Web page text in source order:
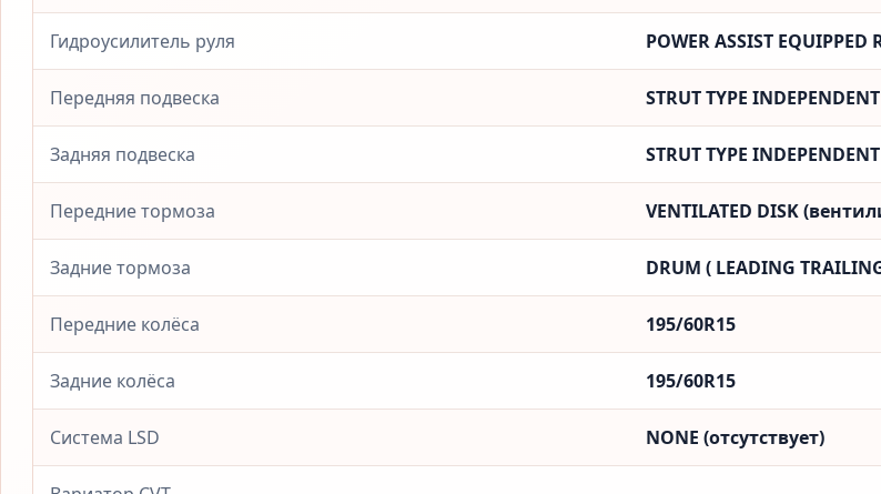
Гидроусилитель руля POWER ASSIST
Передняя подвеска STRUT TYPE
Задняя подвеска STRUT TYPE
Передние тормоза VENTILATED DISK
Задние тормоза DRUM ( LEADING
Передние колёса 195/60R15
Задние колёса 195/60R15
Система LSD NONE (отсутствует)